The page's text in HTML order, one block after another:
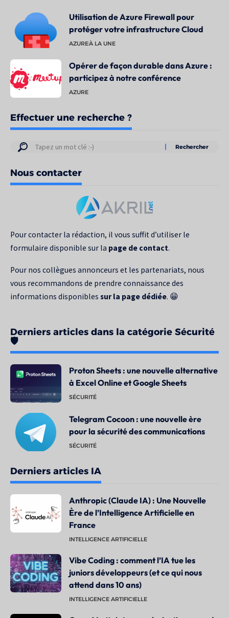
Utilisation de Azure Firewall pour
protéger votre infrastructure Cloud
AZUREÀ LA UNE
Opérer de façon durable dans Azure :
participez à notre conférence
AZURE
Effectuer une recherche ?
Résultats
votre
recherche
Nous contacter
Pour contacter la rédaction, il vous suffit d’utiliser le
formulaire disponible sur la page de contact.
Pour nos collègues annonceurs et les partenariats, nous
vous recommandons de prendre connaissance des
informations disponibles sur la page dédiée. 😁
Derniers articles dans la catégorie Sécurité
🛡️
Proton Sheets : une nouvelle alternative
à Excel Online et Google Sheets
SÉCURITÉ
Telegram Cocoon : une nouvelle ère
pour la sécurité des communications
SÉCURITÉ
Derniers articles IA
Anthropic (Claude IA) : Une Nouvelle
Ère de l’Intelligence Artificielle en
France
INTELLIGENCE ARTIFICIELLE
Vibe Coding : comment l’IA tue les
juniors développeurs (et ce qui nous
attend dans 10 ans)
INTELLIGENCE ARTIFICIELLE